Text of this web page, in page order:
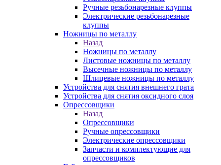
Ручные резьбонарезные клуппы
Электрические резьбонарезные
клуппы
Ножницы по металлу
Назад
Ножницы по металлу
Листовые ножницы по металлу
Высечные ножницы по металлу
Шлицевые ножницы по металлу
Устройства для снятия внешнего грата
Устройства для снятия оксидного слоя
Опрессовщики
Назад
Опрессовщики
Ручные опрессовщики
Электрические опрессовщики
Запчасти и комплектующие для
опрессовщиков